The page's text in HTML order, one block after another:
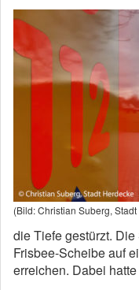
(Bild: Christian Suberg,
die Tiefe gestürzt.
Frisbee-Scheibe auf
erreichen. Dabei